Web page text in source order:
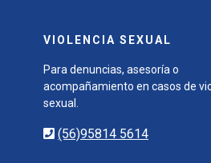
VIOLENCIA SEXUAL
Para denuncias, asesoría o
acompañamiento en casos de
sexual.
(56)95814 5614